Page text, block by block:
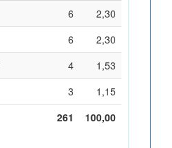
6
2,30
6
2,30
4
1,53
3
1,15
261
100,00